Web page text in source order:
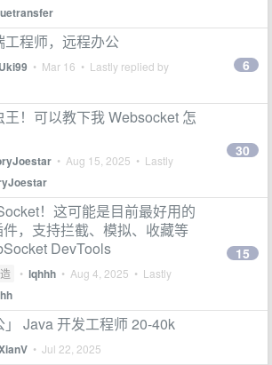
工程师，远程办公
Uki99 • Mar 16 • Lastly replied by 6
王！可以教下我 Websocket 怎
• Aug 15, 2025 • Lastly
30
！这可能是目前最好用的
，支持拦截、模拟、收藏等
DevTools
• lqhhh • Aug 4, 2025 • Lastly
15
」 Java 开发工程师 20-40k
• Jul 22, 2025